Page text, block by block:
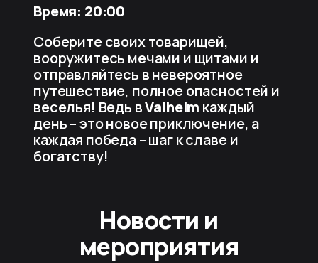
Время: 20:00
Соберите своих товарищей,
вооружитесь мечами и щитами и
отправляйтесь в невероятное
путешествие, полное опасностей и
веселья! Ведь вValheim каждый
день – это новое приключение, а
каждая победа – шаг к славе и
богатству!
Новости и
мероприятия